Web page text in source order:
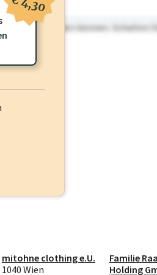
nicht einsehen können. Schalten
mitohne clothing e.U.
1040 Wien
Familie
Holding